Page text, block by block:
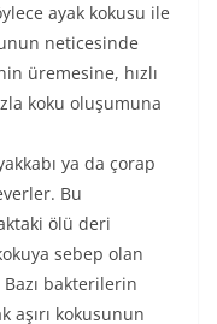
ayak kokusu ile
neticesinde
üremesine, hızlı
koku oluşumuna
ya da çorap
Bu
ölü deri
sebep olan
bakterilerin
aşırı kokusunun